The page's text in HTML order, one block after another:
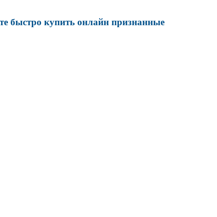
быстро купить онлайн признанные